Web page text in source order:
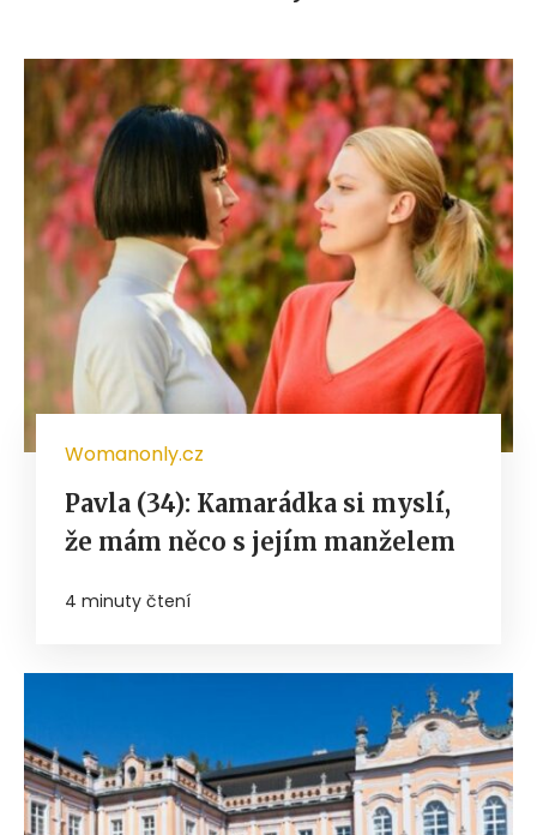
Womanonly.cz
Pavla (34): Kamarádka si myslí,
že mám něco s jejím manželem
4 minuty čtení